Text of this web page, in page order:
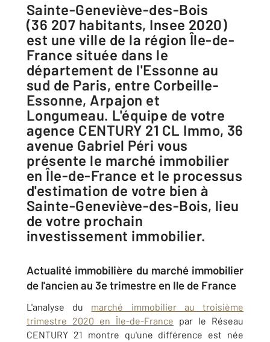
Sainte-Geneviève-des-Bois
(36 207 habitants, Insee 2020)
est une ville de la région Île-de-
France située dans le
département de l'Essonne au
sud de Paris, entre Corbeille-
Essonne, Arpajon et
Longumeau. L'équipe de votre
agence CENTURY 21 CL Immo, 36
avenue Gabriel Péri vous
présente le marché immobilier
en Île-de-France et le processus
d'estimation de votre bien à
Sainte-Geneviève-des-Bois, lieu
de votre prochain
investissement immobilier.
Actualité immobilière du marché immobilier
de l'ancien au 3e trimestre en Ile de France
L'analyse du marché immobilier au troisième
trimestre 2020 en Île-de-France par le Réseau
CENTURY 21 montre qu'une différence est née